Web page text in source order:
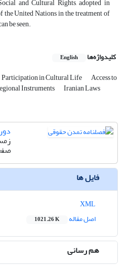
and Cultural Rights, adopted in
the United Nations in the treatment of
be seen.
کلیدواژه‌ها English
Participation in Cultural Life Access to
Instruments Iranian Laws
دوره 6،
فایل ها
اصل مقاله
1021.26 K
هم رسانی